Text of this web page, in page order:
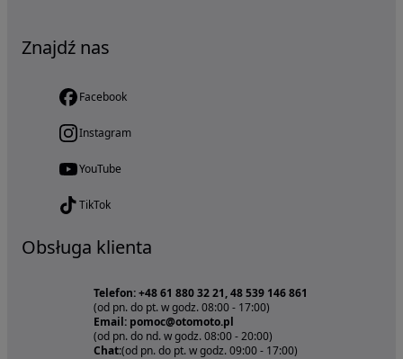
Znajdź nas
Facebook
Instagram
YouTube
TikTok
Obsługa klienta
Telefon: +48 61 880 32 21, 48 539 146 861
(od pn. do pt. w godz. 08:00 - 17:00)
Email: pomoc@otomoto.pl
(od pn. do nd. w godz. 08:00 - 20:00)
Chat:(od pn. do pt. w godz. 09:00 - 17:00)